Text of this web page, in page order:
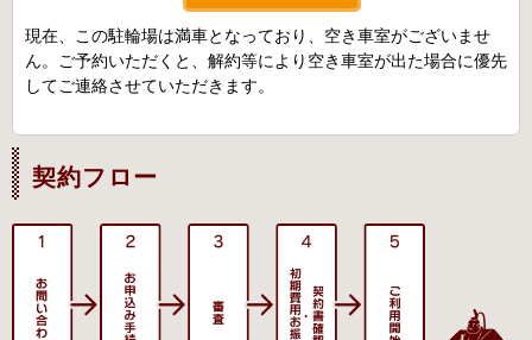
現在、この駐輪場は満車となっており、空き車室がございませ
ん。ご予約いただくと、解約等により空き車室が出た場合に優先
してご連絡させていただきます。
契約フロー